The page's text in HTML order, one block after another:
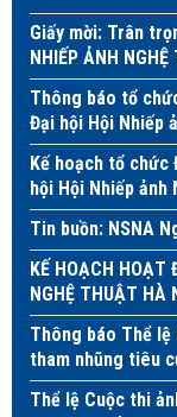
Giấy mời: Trân
NHIẾP ẢNH
Thông báo tổ
Đại hội Hội Nhiếp
Kế hoạch tổ chức
hội Hội Nhiếp ảnh
Tin buồn: NSNA
KẾ HOẠCH HOẠT
NGHỆ THUẬT HÀ
Thông báo Thể lệ
tham nhũng tiêu
Thể lệ Cuộc thi